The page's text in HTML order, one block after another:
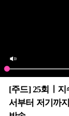
[주드] 25회ㅣ지
서부터 저기까